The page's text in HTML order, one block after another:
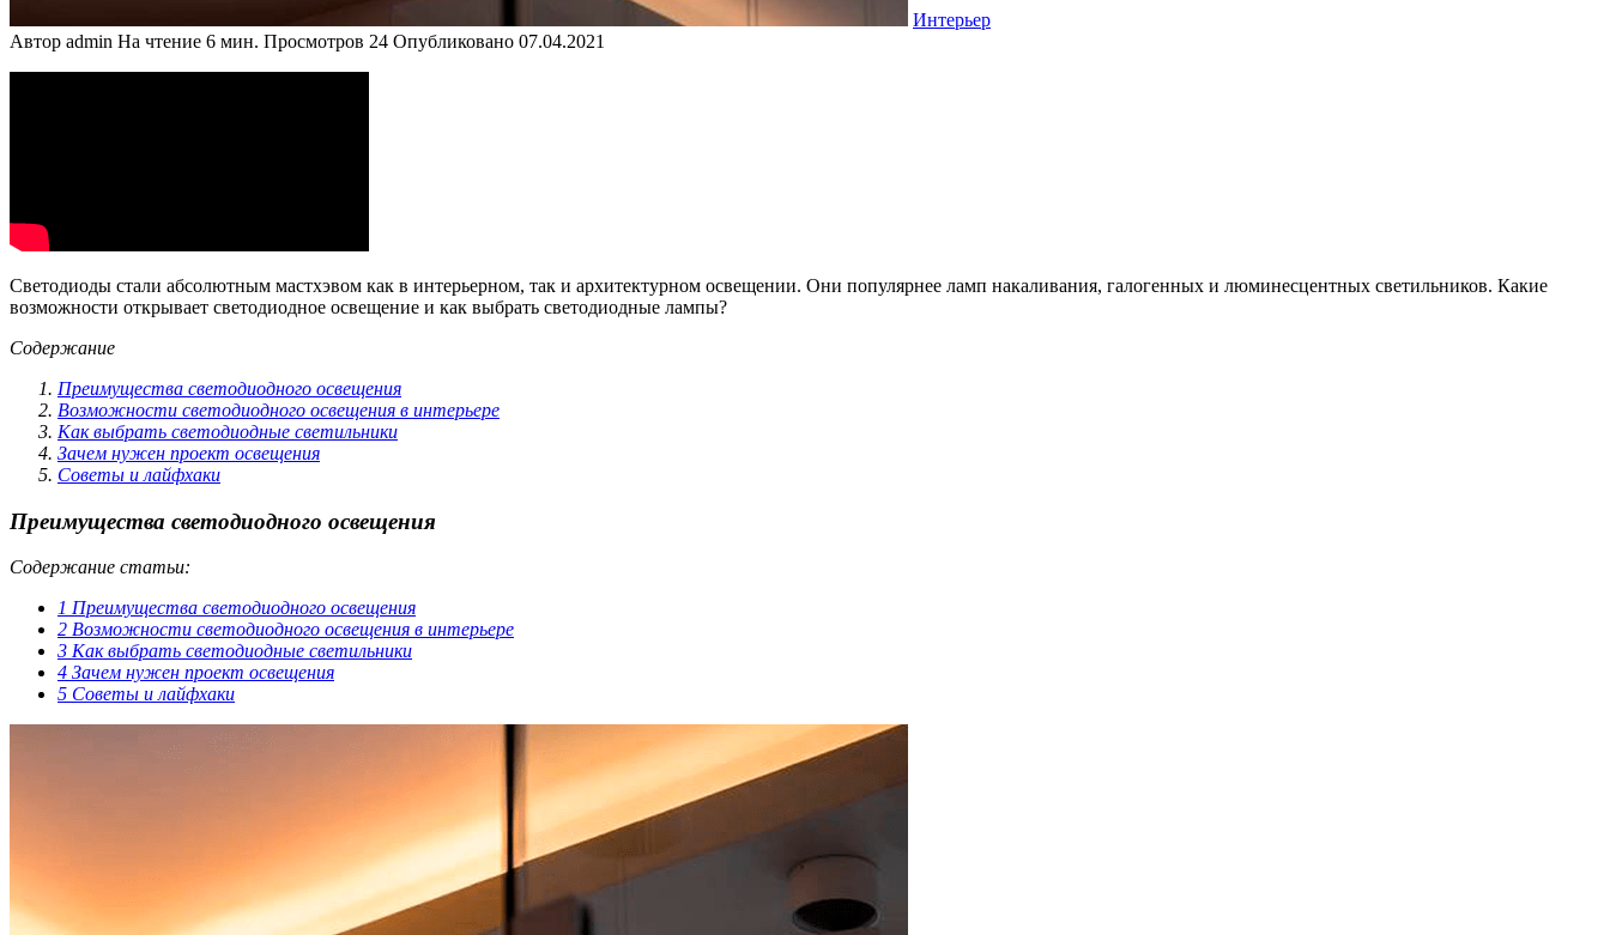
Интерьер
Автор admin На чтение 6 мин. Просмотров 24 Опубликовано 07.04.2021
Светодиоды стали абсолютным мастхэвом как в интерьерном, так и архитектурном освещении. Они популярнее ламп накаливания, галогенных и люминесцентных светильников. Какие
возможности открывает светодиодное освещение и как выбрать светодиодные лампы?
Содержание
Преимущества светодиодного освещения
Возможности светодиодного освещения в интерьере
Как выбрать светодиодные светильники
Зачем нужен проект освещения
Советы и лайфхаки
Преимущества светодиодного освещения
Содержание статьи:
1 Преимущества светодиодного освещения
2 Возможности светодиодного освещения в интерьере
3 Как выбрать светодиодные светильники
4 Зачем нужен проект освещения
5 Советы и лайфхаки